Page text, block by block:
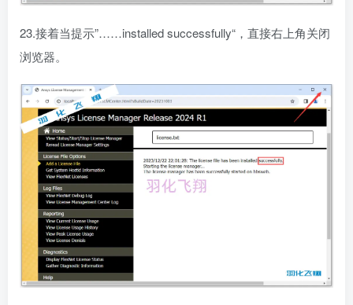
23.接着当提示”……installed successfully“，直接右上角关闭
浏览器。